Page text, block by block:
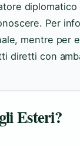
diplomatico
Per
mentre per
diretti con
Esteri?